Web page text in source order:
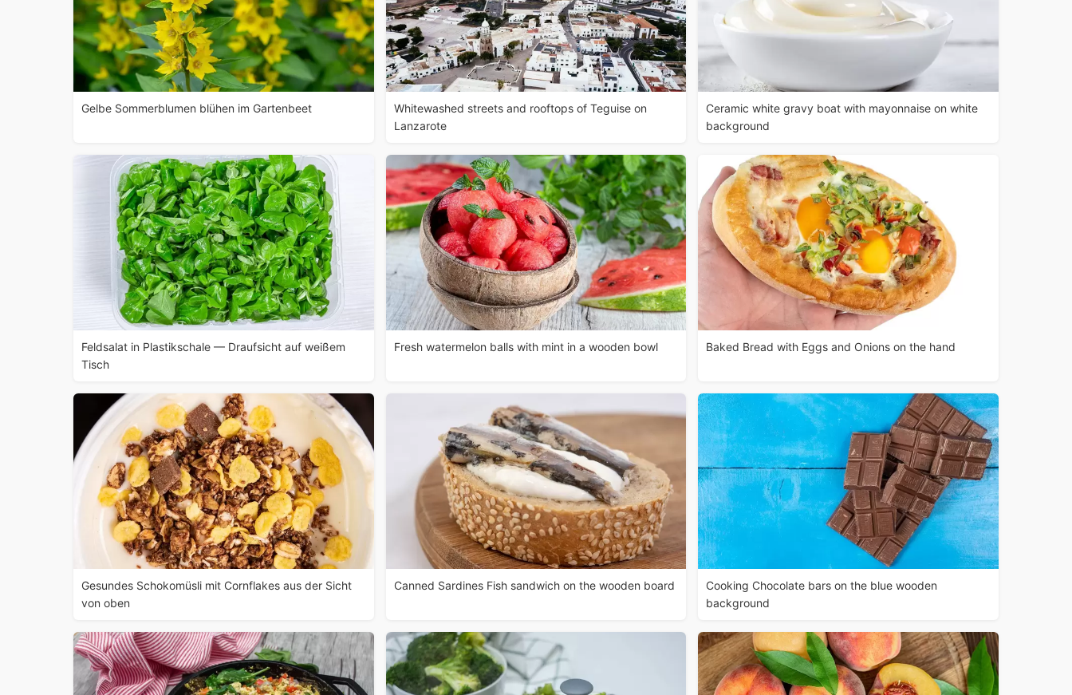
Gelbe Sommerblumen blühen im Gartenbeet
Whitewashed streets and rooftops of Teguise on
Lanzarote
Ceramic white gravy boat with mayonnaise on white
background
Feldsalat in Plastikschale — Draufsicht auf weißem
Tisch
Fresh watermelon balls with mint in a wooden bowl Baked Bread with Eggs and Onions on the hand
Gesundes Schokomüsli mit Cornflakes aus der Sicht
von oben
Canned Sardines Fish sandwich on the wooden board
Cooking Chocolate bars on the blue wooden
background